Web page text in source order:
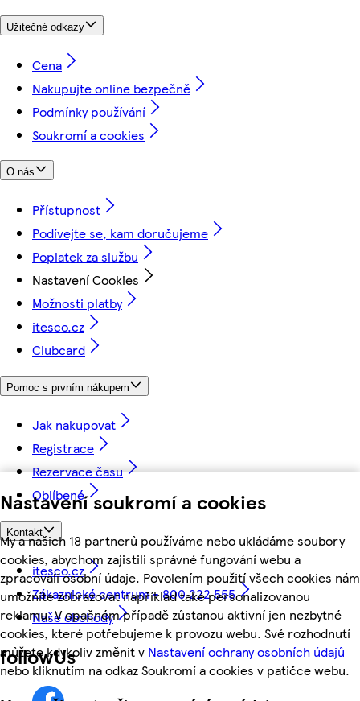
Nastavení soukromí a cookies
My a našich 18 partnerů používáme nebo ukládáme soubory
cookies, abychom zajistili správné fungování webu a
zpracovali osobní údaje. Povolením použití všech cookies nám
umožníte zobrazovat například také personalizovanou
reklamu. V opačném případě zůstanou aktivní jen nezbytné
cookies, které potřebujeme k provozu webu. Své rozhodnutí
můžete kdykoliv změnit v Nastavení ochrany osobních údajů
nebo kliknutím na odkaz Soukromí a cookies v patičce webu.
Užitečné odkazy
Cena
Nakupujte online bezpečně
Podmínky používání
Soukromí a cookies
O nás
Přístupnost
Podívejte se, kam doručujeme
Poplatek za službu
Nastavení Cookies
Možnosti platby
itesco.cz
Clubcard
Pomoc s prvním nákupem
Jak nakupovat
Registrace
Rezervace času
Oblíbené
Kontakt
itesco.cz
Zákaznické centrum - 800 222 555
Naše obchody
followUs